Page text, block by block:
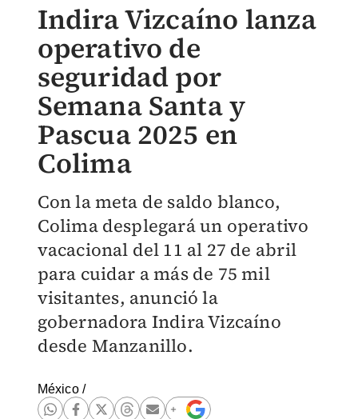
Indira Vizcaíno lanza
operativo de
seguridad por
Semana Santa y
Pascua 2025 en
Colima
Con la meta de saldo blanco,
Colima desplegará un operativo
vacacional del 11 al 27 de abril
para cuidar a más de 75 mil
visitantes, anunció la
gobernadora Indira Vizcaíno
desde Manzanillo.
México/